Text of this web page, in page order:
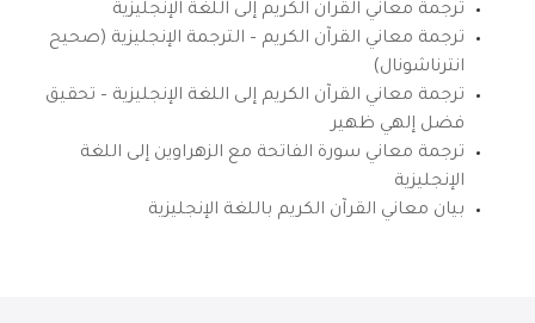
ترجمة معاني القرآن الكريم إلى اللغة الإنجليزية
ترجمة معاني القرآن الكريم – الترجمة الإنجليزية (صحيح
انترناشونال)
ترجمة معاني القرآن الكريم إلى اللغة الإنجليزية – تحقيق
فضل إلهي ظهير
ترجمة معاني سورة الفاتحة مع الزهراوين إلى اللغة
الإنجليزية
بيان معاني القرآن الكريم باللغة الإنجليزية